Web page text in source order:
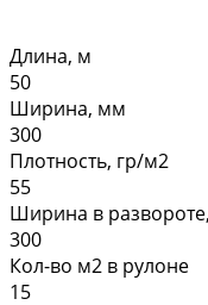
Длина, м
50
Ширина, мм
300
Плотность, гр/м2
55
Ширина в
300
Кол-во м2 в рулоне
15